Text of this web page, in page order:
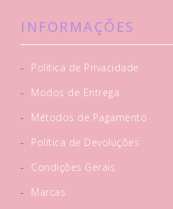
INFORMAÇÕES
-
Política de Privacidade
-
Modos de Entrega
-
Métodos de Pagamento
-
Política de Devoluções
-
Condições Gerais
-
Marcas